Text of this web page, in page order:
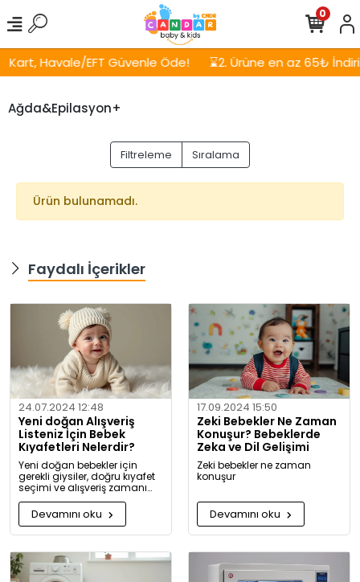
Havale/EFT Güvenle Öde! ⌛2. Ürüne en az 65₺
0
Ağda&Epilasyon+
Filtreleme Sıralama
Ürün bulunamadı.
Faydalı İçerikler
24.07.2024 12:48
Yeni doğan Alışveriş
Listeniz İçin Bebek
Kıyafetleri Nelerdir?
Yeni doğan bebekler için
gerekli giysiler, doğru kıyafet
seçimi ve alışveriş zamanı
hakkında kapsamlı bilgiler ve
tavsiyeler.
Devamını oku
17.09.2024 15:50
Zeki Bebekler Ne Zaman
Konuşur? Bebeklerde
Zeka ve Dil Gelişimi
Zeki bebekler ne zaman
konuşur
Devamını oku